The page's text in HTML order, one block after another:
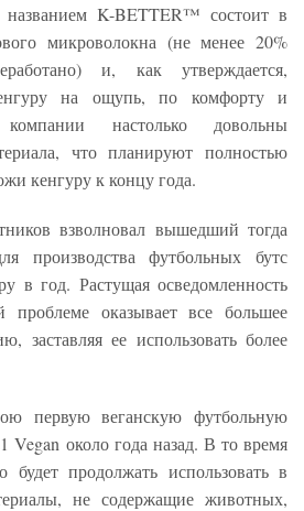
K-BETTER™ состоит в
микроволокна (не менее 20%
и, как утверждается,
на ощупь, по комфорту и
настолько довольны
что планируют полностью
кенгуру к концу года.
взволновал вышедший тогда
производства футбольных бутс
в год. Растущая осведомленность
проблеме оказывает все большее
заставляя ее использовать более
первую веганскую футбольную
Vegan около года назад. В то время
будет продолжать использовать в
не содержащие животных,